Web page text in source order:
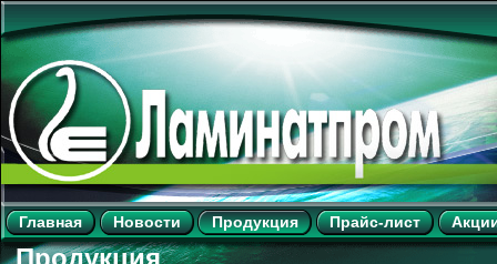
Главная Новости Продукция Прайс-лист
Продукция